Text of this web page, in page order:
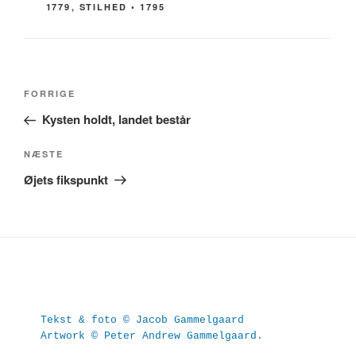
1779 , STILHED ◦ 1795
Indlægsnavigation
Forrige
indlæg
FORRIGE
Kysten holdt, landet består
Næste
indlæg
NÆSTE
Øjets fikspunkt
Tekst & foto © Jacob Gammelgaard
Artwork © Peter Andrew Gammelgaard.